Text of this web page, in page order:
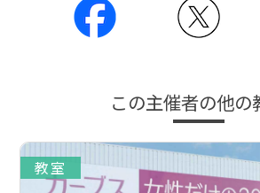
この主催者の他の
教室